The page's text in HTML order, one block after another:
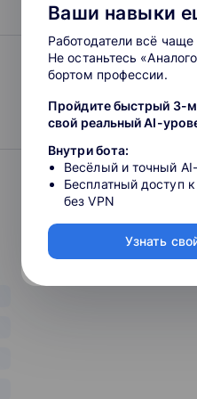
среднего (полного)
развития общества.
Российской Федерации с
по подготовке
Ваши навыки
Работодатели всё
Не останьтесь
бортом профессии.
Пройдите быстрый 3-
свой реальный AI-
Внутри бота:
Весёлый и точный
Бесплатный доступ
без VPN
Узнать